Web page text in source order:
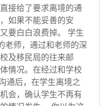
接给了要求离境的通
如果不能妥善的安
要白白浪费掉。 学生
老师，通过和老师的深
及移民局的往来邮
情况。在经过和学校
后，在学生离境之
会，确认学生不再有